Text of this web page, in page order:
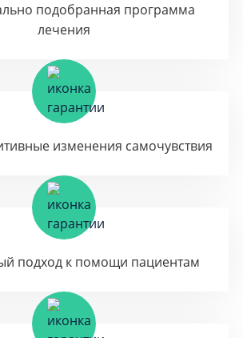
подобранная программа
лечения
изменения самочувствия
подход к помощи пациентам